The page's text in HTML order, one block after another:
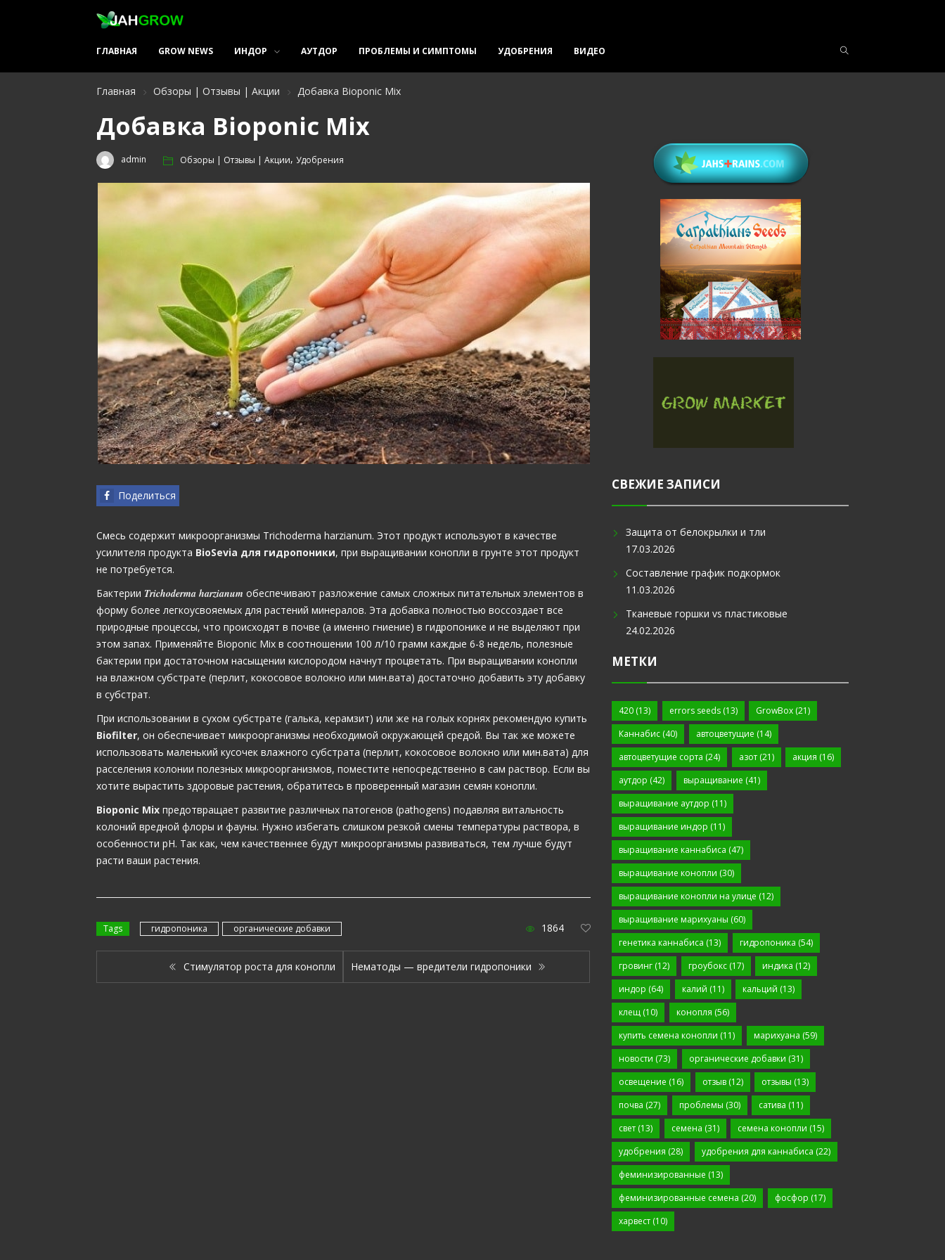
ГЛАВНАЯ GROW NEWS ИНДОР АУТДОР ПРОБЛЕМЫ И СИМПТОМЫ УДОБРЕНИЯ ВИДЕО
Главная Обзоры | Отзывы | Акции Добавка Bioponic Mix
Добавка Bioponic Mix
admin Обзоры | Отзывы | Акции, Удобрения
Поделиться
Смесь содержит микроорганизмы Trichoderma harzianum. Этот продукт используют в качестве
усилителя продукта BioSevia для гидропоники, при выращивании конопли в грунте этот продукт
не потребуется.
Бактерии Trichoderma harzianum обеспечивают разложение самых сложных питательных элементов в
форму более легкоусвояемых для растений минералов. Эта добавка полностью воссоздает все
природные процессы, что происходят в почве (а именно гниение) в гидропонике и не выделяют при
этом запах. Применяйте Bioponic Mix в соотношении 100 л/10 грамм каждые 6-8 недель, полезные
бактерии при достаточном насыщении кислородом начнут процветать. При выращивании конопли
на влажном субстрате (перлит, кокосовое волокно или мин.вата) достаточно добавить эту добавку
в субстрат.
При использовании в сухом субстрате (галька, керамзит) или же на голых корнях рекомендую купить
Biofilter, он обеспечивает микроорганизмы необходимой окружающей средой. Вы так же можете
использовать маленький кусочек влажного субстрата (перлит, кокосовое волокно или мин.вата) для
расселения колонии полезных микроорганизмов, поместите непосредственно в сам раствор. Если вы
хотите вырастить здоровые растения, обратитесь в проверенный магазин семян конопли.
Bioponic Mix предотвращает развитие различных патогенов (pathogens) подавляя витальность
колоний вредной флоры и фауны. Нужно избегать слишком резкой смены температуры раствора, в
особенности рН. Так как, чем качественнее будут микроорганизмы развиваться, тем лучше будут
расти ваши растения.
1864
Tags гидропоника органические добавки
Cтимулятор роста для конопли Нематоды — вредители гидропоники
СВЕЖИЕ ЗАПИСИ
Защита от белокрылки и тли
17.03.2026
Составление график подкормок
11.03.2026
Тканевые горшки vs пластиковые
24.02.2026
МЕТКИ
420 (13) errors seeds(13) GrowBox (21)
Каннабис (40) автоцветущие (14)
автоцветущие сорта (24) азот(21) акция (16)
аутдор (42) выращивание (41)
выращивание аутдор (11)
выращивание индор (11)
выращивание каннабиса (47)
выращивание конопли (30)
выращивание конопли на улице (12)
выращивание марихуаны (60)
генетика каннабиса (13) гидропоника (54)
гровинг (12) гроубокс(17) индика (12)
индор (64) калий (11) кальций (13)
клещ (10) конопля (56)
купить семена конопли (11) марихуана (59)
новости (73) органические добавки (31)
освещение (16) отзыв(12) отзывы (13)
почва (27) проблемы (30) сатива (11)
свет (13) семена (31) семена конопли (15)
удобрения (28) удобрения для каннабиса (22)
феминизированные (13)
феминизированные семена (20) фосфор (17)
харвест (10)